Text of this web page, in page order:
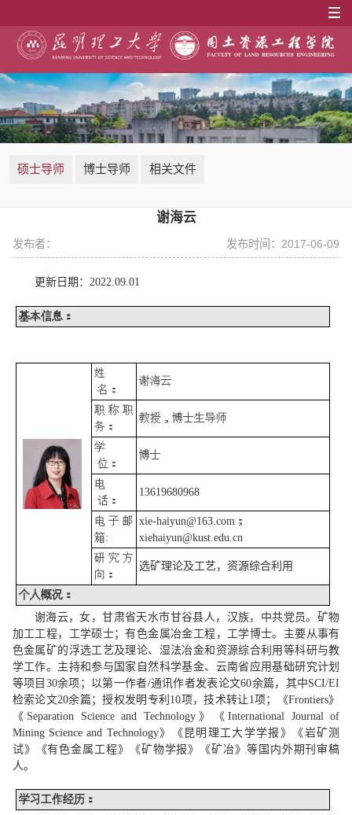
硕士导师 博士导师 相关文件
谢海云
发布者： 发布时间：2017-06-09
更新日期： 2022.09.01
基本信息：
姓
名：
谢海云
职称职
务：
教授，博士生导师
学
位：
博士
电
话：
13619680968
电子邮
箱:
xie-haiyun@163.com ；
xiehaiyun@kust.edu.cn
研究方
向：
选矿理论及工艺，资源综合利用
个人概况：
谢海云，女，甘肃省天水市甘谷县人，汉族，中共党员。矿物
加工工程，工学硕士；有色金属冶金工程，工学博士。主要从事有
色金属矿的浮选工艺及理论、湿法冶金和资源综合利用等科研与教
学工作。主持和参与国家自然科学基金、云南省应用基础研究计划
等项目 30余项；以第一作者/通讯作者发表论文60余篇，其中SCI/EI
检索论文20余篇；授权发明专利 10项，技术转让 1项； 《Frontiers》
《 Separation Science and Technology》《International Journal of
Mining Science and Technology》
《昆明理工大学学报》《岩矿测
试》《有色金属工程》《矿物学报》《矿冶》等国内外期刊审稿
人。
学习工作经历：